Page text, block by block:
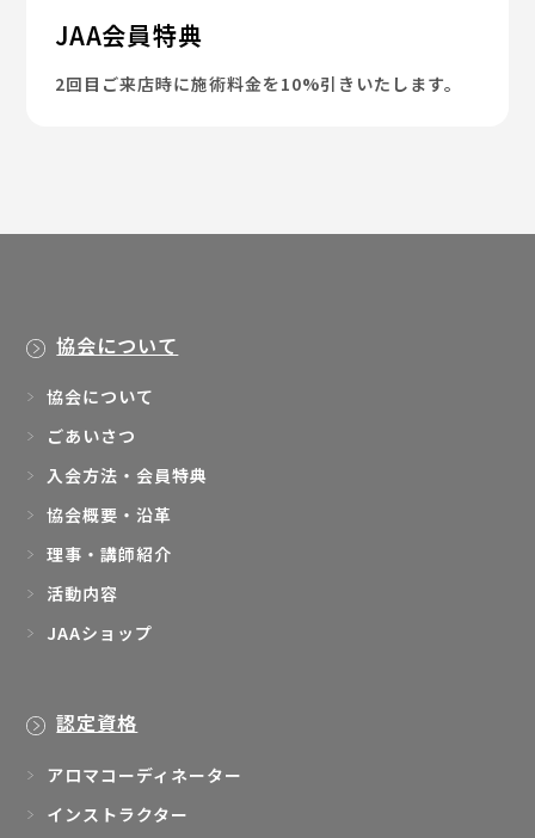
JAA会員特典
2回目ご来店時に施術料金を10%引きいたします。
協会について
協会について
ごあいさつ
入会方法・会員特典
協会概要・沿革
理事・講師紹介
活動内容
JAAショップ
認定資格
アロマコーディネーター
インストラクター